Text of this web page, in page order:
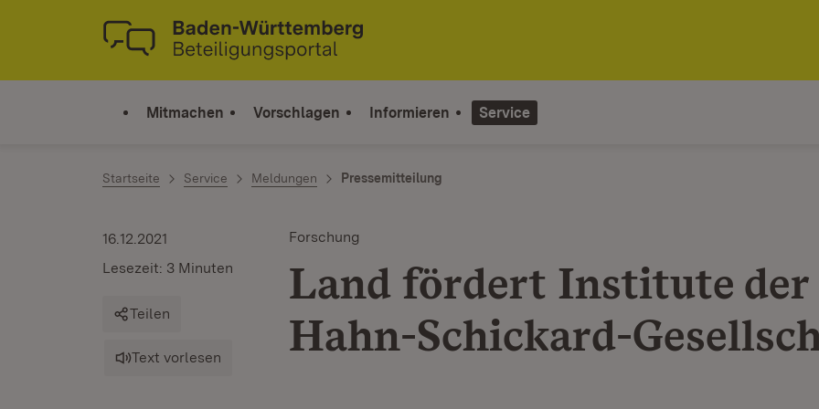
Zum Inhalt springen
Link zur Startseite
Mitmachen Vorschlagen Informieren Service
Startseite Service Meldungen Pressemitteilung
Forschung
Land fördert Institute der
Hahn-Schickard-
16.12.2021
Lesezeit: 3 Minuten
Teilen
Text vorlesen